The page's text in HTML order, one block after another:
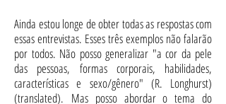
Ainda estou longe de obter todas as respostas com
essas entrevistas. Esses três exemplos não falarão
por todos. Não posso generalizar "a cor da pele
das pessoas, formas corporais, habilidades,
características e sexo/gênero" (R. Longhurst)
(translated). Mas posso abordar o tema do